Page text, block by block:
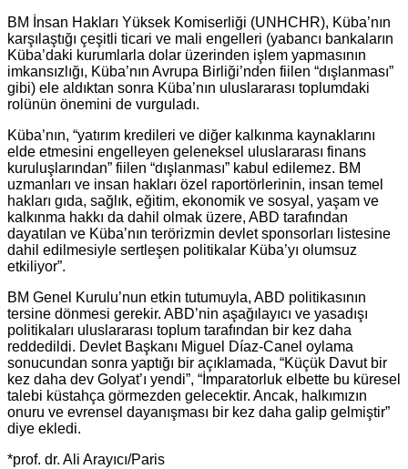
BM İnsan Hakları Yüksek Komiserliği (UNHCHR), Küba’nın
karşılaştığı çeşitli ticari ve mali engelleri (yabancı bankaların
Küba’daki kurumlarla dolar üzerinden işlem yapmasının
imkansızlığı, Küba’nın Avrupa Birliği’nden fiilen “dışlanması”
gibi) ele aldıktan sonra Küba’nın uluslararası toplumdaki
rolünün önemini de vurguladı.
Küba’nın, “yatırım kredileri ve diğer kalkınma kaynaklarını
elde etmesini engelleyen geleneksel uluslararası finans
kuruluşlarından” fiilen “dışlanması” kabul edilemez. BM
uzmanları ve insan hakları özel raportörlerinin, insan temel
hakları gıda, sağlık, eğitim, ekonomik ve sosyal, yaşam ve
kalkınma hakkı da dahil olmak üzere, ABD tarafından
dayatılan ve Küba’nın terörizmin devlet sponsorları listesine
dahil edilmesiyle sertleşen politikalar Küba’yı olumsuz
etkiliyor”.
BM Genel Kurulu’nun etkin tutumuyla, ABD politikasının
tersine dönmesi gerekir. ABD’nin aşağılayıcı ve yasadışı
politikaları uluslararası toplum tarafından bir kez daha
reddedildi. Devlet Başkanı Miguel Díaz-Canel oylama
sonucundan sonra yaptığı bir açıklamada, “Küçük Davut bir
kez daha dev Golyat’ı yendi”, “İmparatorluk elbette bu küresel
talebi küstahça görmezden gelecektir. Ancak, halkımızın
onuru ve evrensel dayanışması bir kez daha galip gelmiştir”
diye ekledi.
*prof. dr. Ali Arayıcı/Paris